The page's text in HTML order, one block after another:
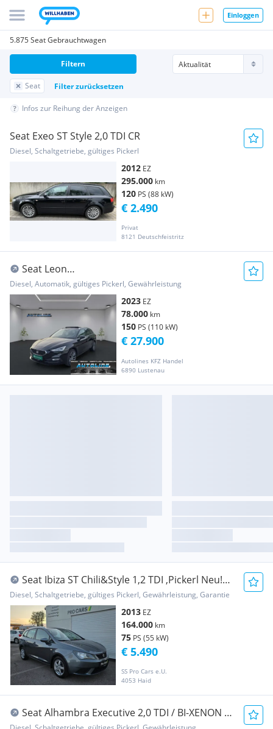
Einloggen
5.875 Seat Gebrauchtwagen
Seat Filter zurücksetzen
Filtern
Infos zur Reihung der Anzeigen
Seat Exeo ST Style 2,0 TDI CR
Diesel, Schaltgetriebe, gültiges Pickerl
2012 EZ
295.000 km
120 PS (88 kW)
Privat
8121 Deutschfeistritz
€ 2.490
Seat Leon
SP*Xcellence*TDI*DSG*PANO*LED*NAVI
Diesel, Automatik, gültiges Pickerl, Gewährleistung
2023 EZ
78.000 km
150 PS (110 kW)
Autolines KFZ Handel
6890 Lustenau
€ 27.900
Seat Ibiza ST Chili&Style 1,2 TDI ,Pickerl Neu!
Andr...
Diesel, Schaltgetriebe, gültiges Pickerl, Gewährleistung, Garantie
2013 EZ
164.000 km
75 PS (55 kW)
SS Pro Cars e.U.
4053 Haid
€ 5.490
Seat Alhambra Executive 2,0 TDI / BI-XENON /